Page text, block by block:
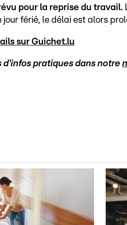
pour la reprise du travail.
jour férié, le délai est alors
sur Guichet.lu
d'infos pratiques dans notre